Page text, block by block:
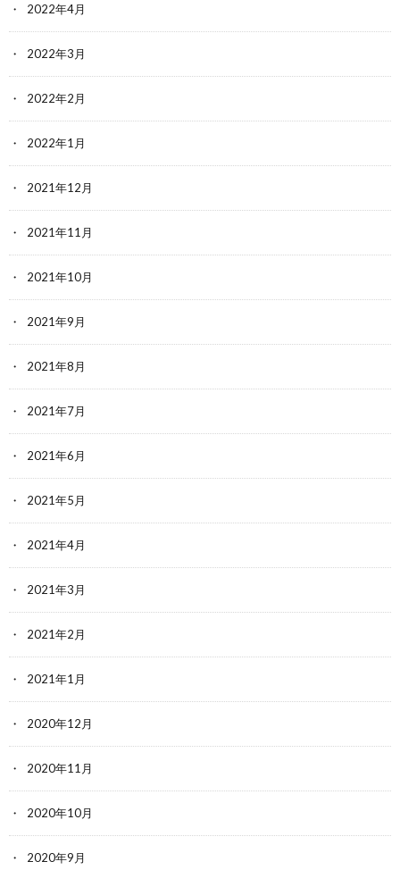
2022年4月
2022年3月
2022年2月
2022年1月
2021年12月
2021年11月
2021年10月
2021年9月
2021年8月
2021年7月
2021年6月
2021年5月
2021年4月
2021年3月
2021年2月
2021年1月
2020年12月
2020年11月
2020年10月
2020年9月